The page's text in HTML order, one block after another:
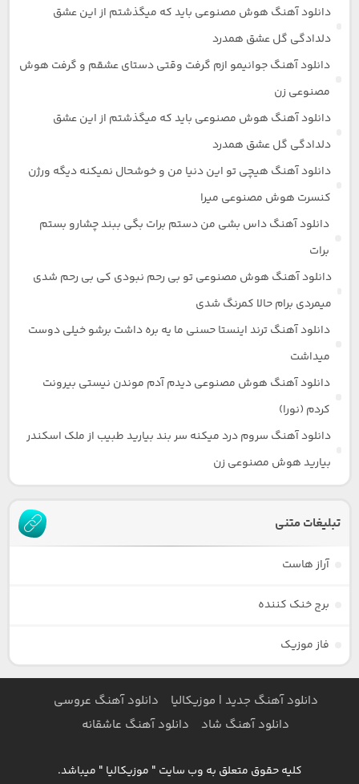
دانلود آهنگ هوش مصنوعی باید که میگذشتم از این عشق
دلدادگی گل عشق همدرد
دانلود آهنگ جوانیمو ازم گرفت وقتی دستای عشقم و گرفت هوش
مصنوعی زن
دانلود آهنگ هوش مصنوعی باید که میگذشتم از این عشق
دلدادگی گل عشق همدرد
دانلود آهنگ هیچی تو این دنیا من و خوشحال نمیکنه دیگه ورژن
کنسرت هوش مصنوعی میرا
دانلود آهنگ داس بشی من دستم برات بگی ببند چشارو بستم
برات
دانلود آهنگ هوش مصنوعی تو بی رحم نبودی کی بی رحم شدی
میمردی برام حالا کمرنگ شدی
دانلود آهنگ ترند اینستا حسنی ما یه بره داشت برشو خیلی دوست
میداشت
دانلود آهنگ هوش مصنوعی دیدم آدم موندن نیستی بیرونت
کردم (نورا)
دانلود آهنگ سروم درد میکنه سر بند بیارید طبیب از ملک اسکندر
بیارید هوش مصنوعی زن
تبلیغات متنی
آراز هاست
برج خنک کننده
فاز موزیک
دانلود آهنگ جدید | موزیکالیا
دانلود آهنگ عروسی
دانلود آهنگ شاد
دانلود آهنگ عاشقانه
کلیه حقوق متعلق به وب سایت " موزیکالیا " میباشد.